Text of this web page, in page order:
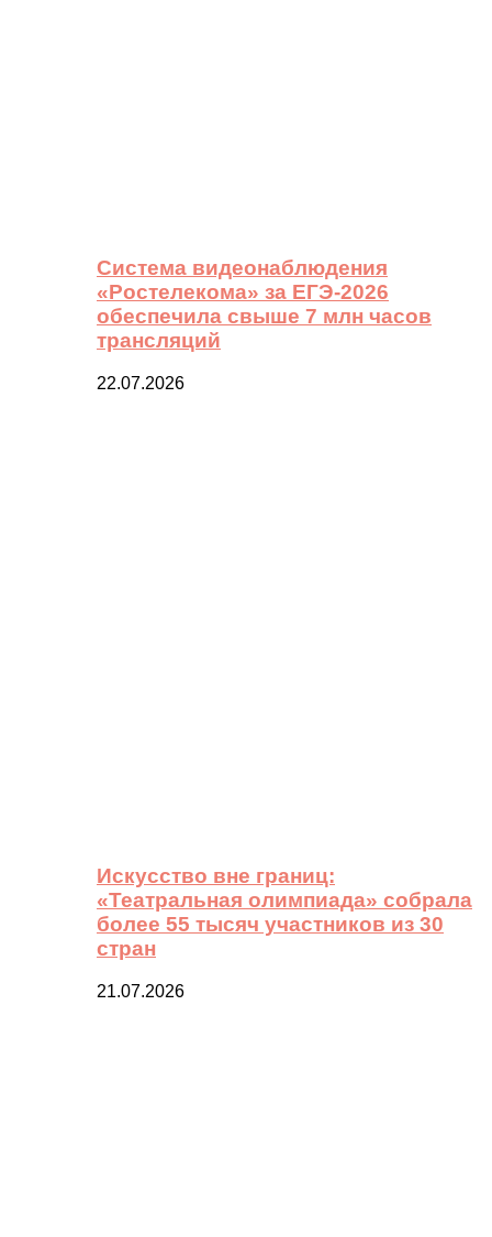
Система видеонаблюдения
«Ростелекома» за ЕГЭ-2026
обеспечила свыше 7 млн часов
трансляций
22.07.2026
Искусство вне границ:
«Театральная олимпиада» собрала
более 55 тысяч участников из 30
стран
21.07.2026